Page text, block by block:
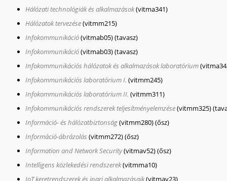
Hálózati technológiák és alkalmazások(vitma341)
Hálózatok tervezése(vitmm215)
Infokommunikáció(vitmab05)(tavasz)
Infokommunikáció(vitmab03)(tavasz)
Infokommunikációs hálózatok és alkalmazások laboratórium
Infokommunikációs laboratórium I. (vitmm245)
Infokommunikációs laboratórium II. (vitmm311)
Infokommunikációs rendszerek teljesítményelemzése(vitmm325)
Információ- és hálózatbiztonság(vitmm280)(ősz)
Információ-ábrázolás (vitmm272)(ősz)
Information and Network Security(vitmav52)(ősz)
Intelligens közlekedési rendszerek(vitmma10)
IoT keretrendszerek és ipari alkalmazásaik(vitmav23)